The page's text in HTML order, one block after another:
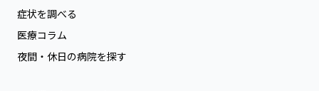
症状を調べる
医療コラム
夜間・休日の病院を探す